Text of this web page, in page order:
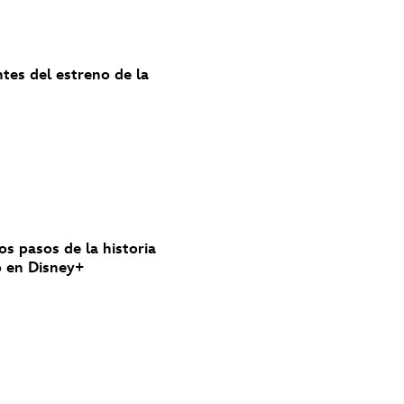
del estreno de la
pasos de la historia
Disney+